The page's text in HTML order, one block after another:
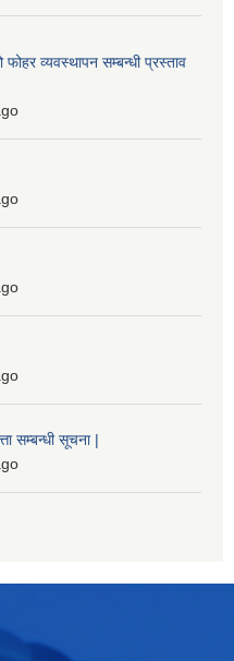
फोहर व्यवस्थापन सम्बन्धी प्रस्ताव
सम्बन्धी सूचना |